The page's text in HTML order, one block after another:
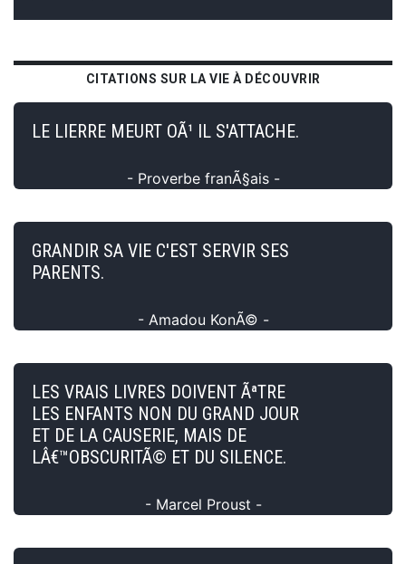
CITATIONS SUR LA VIE À DÉCOUVRIR
LE LIERRE MEURT OÃ¹ IL S'ATTACHE.
- Proverbe franÃ§ais -
GRANDIR SA VIE C'EST SERVIR SES
PARENTS.
- Amadou KonÃ© -
LES VRAIS LIVRES DOIVENT ÃªTRE
LES ENFANTS NON DU GRAND JOUR
ET DE LA CAUSERIE, MAIS DE
LÂ€™OBSCURITÃ© ET DU SILENCE.
- Marcel Proust -